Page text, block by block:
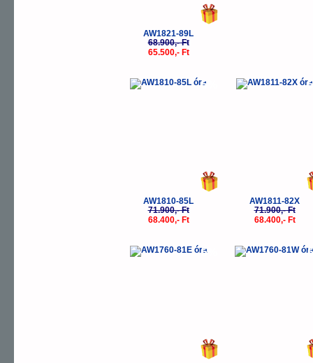
AW1821-89L
68.900,- Ft
65.500,- Ft
-5%
AW1810-85L
71.900,- Ft
68.400,- Ft
-
AW1811-82X
71.900,- Ft
68.400,- Ft
-5% -